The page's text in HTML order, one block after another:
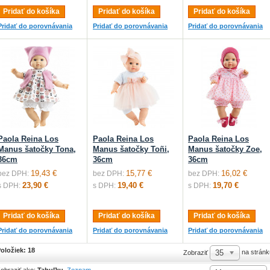
Pridať do košíka
do porovnávania
Pridať do košíka
Pridať do porovnávania
Pridať do košíka
Pridať do porovnávania
Reina Los
šatočky Tona,
DPH: 19,43 €
DPH: 23,90 €
Pridať do košíka
do porovnávania
Paola Reina Los
Manus šatočky Toñi,
36cm
bez DPH: 15,77 €
s DPH: 19,40 €
Pridať do košíka
Pridať do porovnávania
Paola Reina Los
Manus šatočky Zoe,
36cm
bez DPH: 16,02 €
s DPH: 19,70 €
Pridať do košíka
Pridať do porovnávania
18 Zobraziť 35 na